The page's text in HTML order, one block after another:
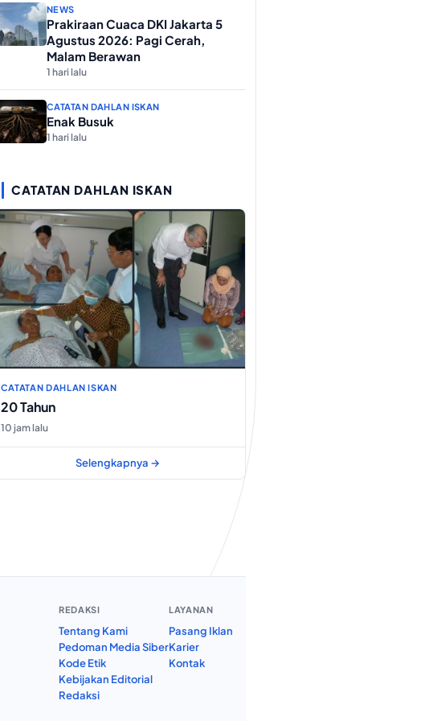
NEWS
Prakiraan Cuaca DKI Jakarta 5
Agustus 2026: Pagi Cerah,
Malam Berawan
1 hari lalu
CATATAN DAHLAN ISKAN
Enak Busuk
1 hari lalu
CATATAN DAHLAN ISKAN
CATATAN DAHLAN ISKAN
20 Tahun
10 jam lalu
Selengkapnya →
REDAKSI
Tentang Kami
Pedoman Media Siber
Kode Etik
Kebijakan Editorial
Redaksi
LAYANAN
Pasang Iklan
Karier
Kontak